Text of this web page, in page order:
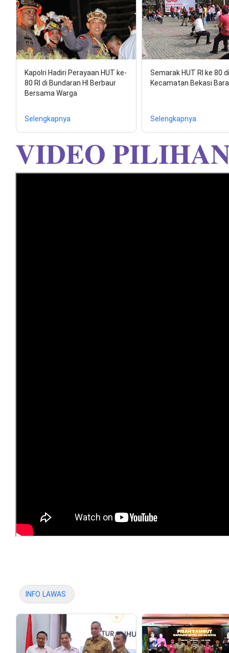
Kapolri Hadiri Perayaan HUT ke-
80 RI di Bundaran HI Berbaur
Bersama Warga
Selengkapnya
Semarak HUT RI ke 80 di
Kecamatan Bekasi
Selengkapnya
VIDEO
INFO LAWAS